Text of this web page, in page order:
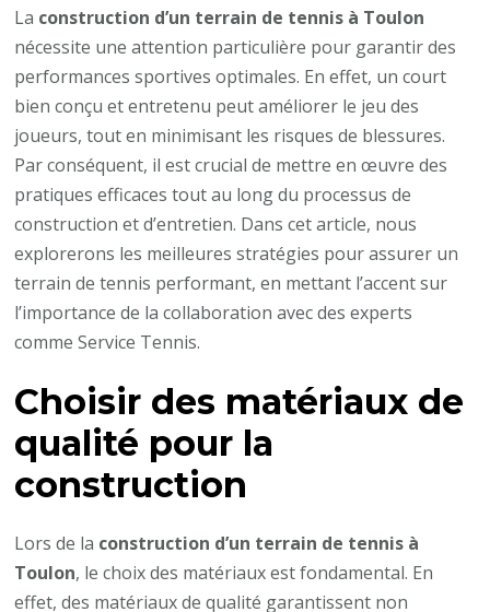
garantir
des
performances
sportives
optimales
après
la
Construction
d’un
terrain
de
Toulon
La construction d’un terrain de tennis à Toulon
nécessite une attention particulière pour garantir des
performances sportives optimales. En effet, un court
bien conçu et entretenu peut améliorer le jeu des
joueurs, tout en minimisant les risques de blessures.
Par conséquent, il est crucial de mettre en œuvre des
pratiques efficaces tout au long du processus de
construction et d’entretien. Dans cet article, nous
explorerons les meilleures stratégies pour assurer un
terrain de tennis performant, en mettant l’accent sur
l’importance de la collaboration avec des experts
comme Service Tennis.
Choisir des matériaux de
qualité pour la
construction
Lors de la construction d’un terrain de tennis à
Toulon, le choix des matériaux est fondamental. En
effet, des matériaux de qualité garantissent non